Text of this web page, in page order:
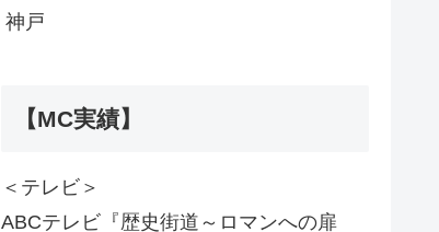
神戸
【MC実績】
＜テレビ＞
ABCテレビ『歴史街道～ロマンへの扉